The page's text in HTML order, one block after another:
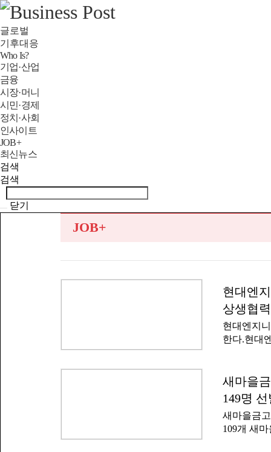
글로벌
기후대응
Who Is?
기업·산업
금융
시장·머니
시민·경제
정치·사회
인사이트
JOB+
최신뉴스
검색
검색
닫기
JOB+
현대엔
상생협
현대엔지
한다.현대
공제는 현
상생협력
기간 근무
마련됐다.
력에게 성
새마을
149명 선
새마을금
109개 새